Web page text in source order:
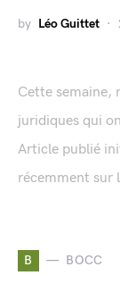
by Léo Guittet
Cette semaine,
juridiques qui
Article publié
récemment sur
B BOCC